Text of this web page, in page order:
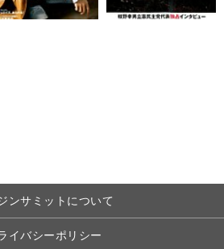
ンサミットについて
イバシーポリシー